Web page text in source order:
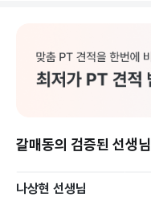
갈매동의 검증된 선생님
나상현 선생님